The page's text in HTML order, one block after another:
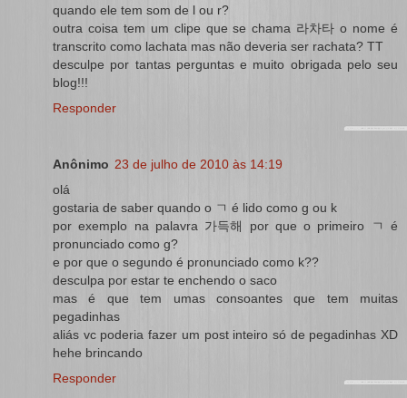
quando ele tem som de l ou r?
outra coisa tem um clipe que se chama 라차타 o nome é
transcrito como lachata mas não deveria ser rachata? TT
desculpe por tantas perguntas e muito obrigada pelo seu
blog!!!
Responder
Anônimo 23 de julho de 2010 às 14:19
olá
gostaria de saber quando o ㄱ é lido como g ou k
por exemplo na palavra 가득해 por que o primeiro ㄱ é
pronunciado como g?
e por que o segundo é pronunciado como k??
desculpa por estar te enchendo o saco
mas é que tem umas consoantes que tem muitas
pegadinhas
aliás vc poderia fazer um post inteiro só de pegadinhas XD
hehe brincando
Responder